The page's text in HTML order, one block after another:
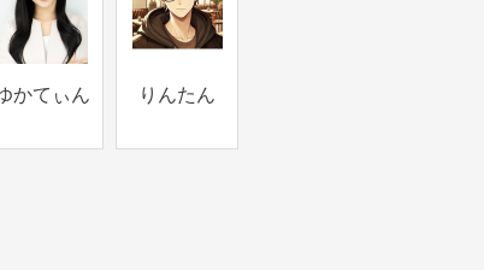
かてぃん りんたん